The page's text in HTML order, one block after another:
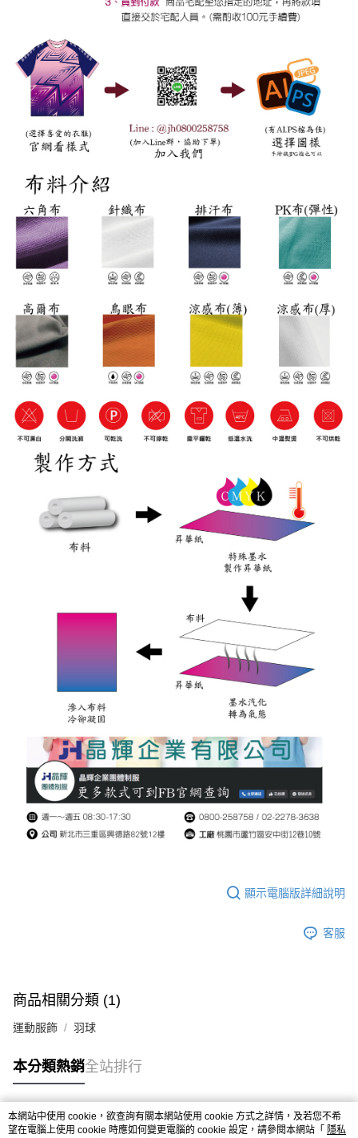
顯示電腦版詳細說明
客服
商品相關分類 (1)
運動服飾 羽球
本分類熱銷全站排行
熱門標籤
本網站中使用 cookie，欲查詢有關本網站使用 cookie 方式之詳情，及若您不希
望在電腦上使用 cookie 時應如何變更電腦的 cookie 設定，請參閱本網站「 隱私